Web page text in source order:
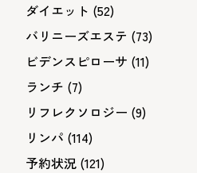
ダイエット (52)
バリニーズエステ (73)
ビデンスピローサ (11)
ランチ (7)
リフレクソロジー (9)
リンパ (114)
予約状況 (121)